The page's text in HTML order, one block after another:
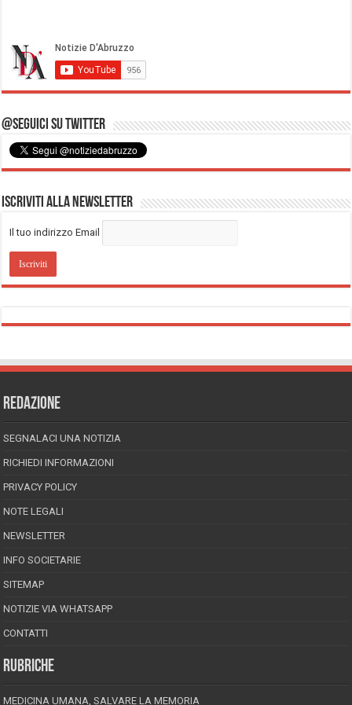
@Seguici su Twitter
Iscriviti alla Newsletter
Il tuo indirizzo Email
REDAZIONE
SEGNALACI UNA NOTIZIA
RICHIEDI INFORMAZIONI
PRIVACY POLICY
NOTE LEGALI
NEWSLETTER
INFO SOCIETARIE
SITEMAP
NOTIZIE VIA WHATSAPP
CONTATTI
RUBRICHE
MEDICINA UMANA, SALVARE LA MEMORIA